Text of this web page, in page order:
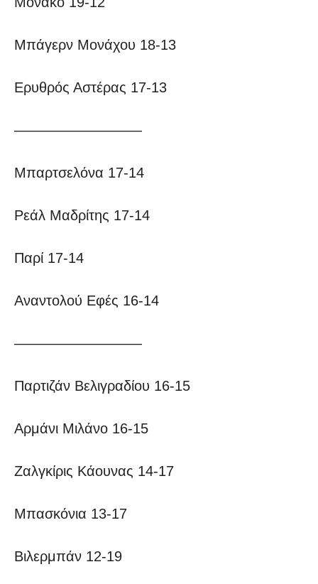
Μπάγερν Μονάχου 18-13
Ερυθρός Αστέρας 17-13
—————————
Μπαρτσελόνα 17-14
Ρεάλ Μαδρίτης 17-14
Παρί 17-14
Αναντολού Εφές 16-14
—————————
Παρτιζάν Βελιγραδίου 16-15
Αρμάνι Μιλάνο 16-15
Ζαλγκίρις Κάουνας 14-17
Μπασκόνια 13-17
Βιλερμπάν 12-19